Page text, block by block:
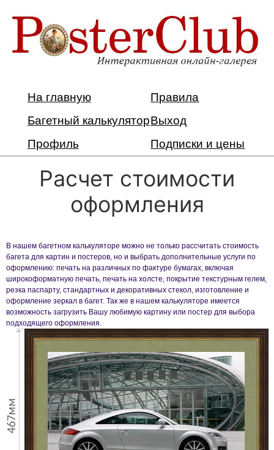
На главную
Правила
Багетный калькуляторВыход
Профиль
Подписки и цены
Расчет стоимости
оформления
В нашем багетном калькуляторе можно не только рассчитать стоимость
багета для картин и постеров, но и выбрать дополнительные услуги по
оформлению: печать на различных по фактуре бумагах, включая
широкоформатную печать, печать на холсте, покрытие текстурным гелем,
резка паспарту, стандартных и декоративных стекол, изготовление и
оформление зеркал в багет. Так же в нашем калькуляторе имеется
возможность загрузить Вашу любимую картину или постер для выбора
подходящего оформления.
467мм